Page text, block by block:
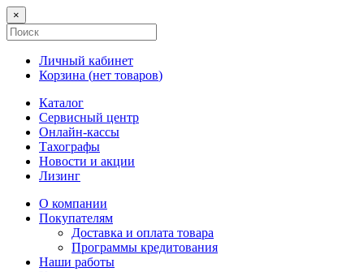
×
Личный кабинет
Корзина (нет товаров)
Каталог
Сервисный центр
Онлайн-кассы
Тахографы
Новости и акции
Лизинг
О компании
Покупателям
Доставка и оплата товара
Программы кредитования
Наши работы